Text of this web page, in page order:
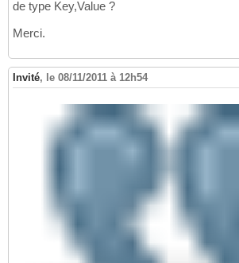
de type Key,Value ?
Merci.
Invité, le 08/11/2011 à 12h54